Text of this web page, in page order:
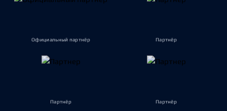
Официальный партнёр Партнёр
Партнёр Партнёр